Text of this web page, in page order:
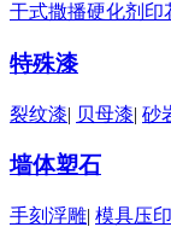
干式撒播硬化剂印
特殊漆
裂纹漆| 贝母漆| 砂
墙体塑石
手刻浮雕| 模具压印